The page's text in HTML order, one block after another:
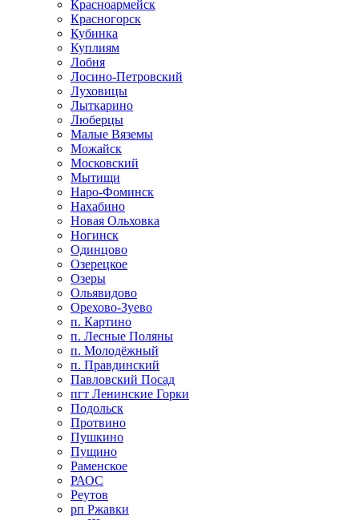
Красноармейск
Красногорск
Кубинка
Куплиям
Лобня
Лосино-Петровский
Луховицы
Лыткарино
Люберцы
Малые Вяземы
Можайск
Московский
Мытищи
Наро-Фоминск
Нахабино
Новая Ольховка
Ногинск
Одинцово
Озерецкое
Озеры
Ольявидово
Орехово-Зуево
п. Картино
п. Лесные Поляны
п. Молодёжный
п. Правдинский
Павловский Посад
пгт Ленинские Горки
Подольск
Протвино
Пушкино
Пущино
Раменское
РАОС
Реутов
рп Ржавки